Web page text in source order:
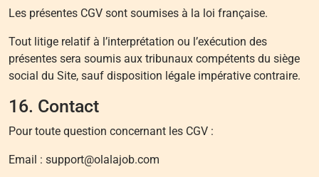
Les présentes CGV sont soumises à la loi française.
Tout litige relatif à l’interprétation ou l’exécution des
présentes sera soumis aux tribunaux compétents du siège
social du Site, sauf disposition légale impérative contraire.
16. Contact
Pour toute question concernant les CGV :
Email : support@olalajob.com